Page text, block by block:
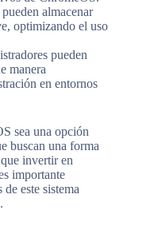
almacenar
optimizando el uso
pueden
manera
en entornos
sea una opción
buscan una forma
invertir en
importante
este sistema